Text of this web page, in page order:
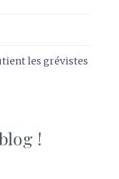
les grévistes
!